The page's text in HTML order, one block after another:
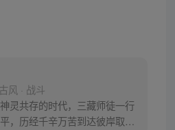
风 · 战斗
灵共存的时代，三藏师徒一行
，历经千辛万苦到达彼岸取